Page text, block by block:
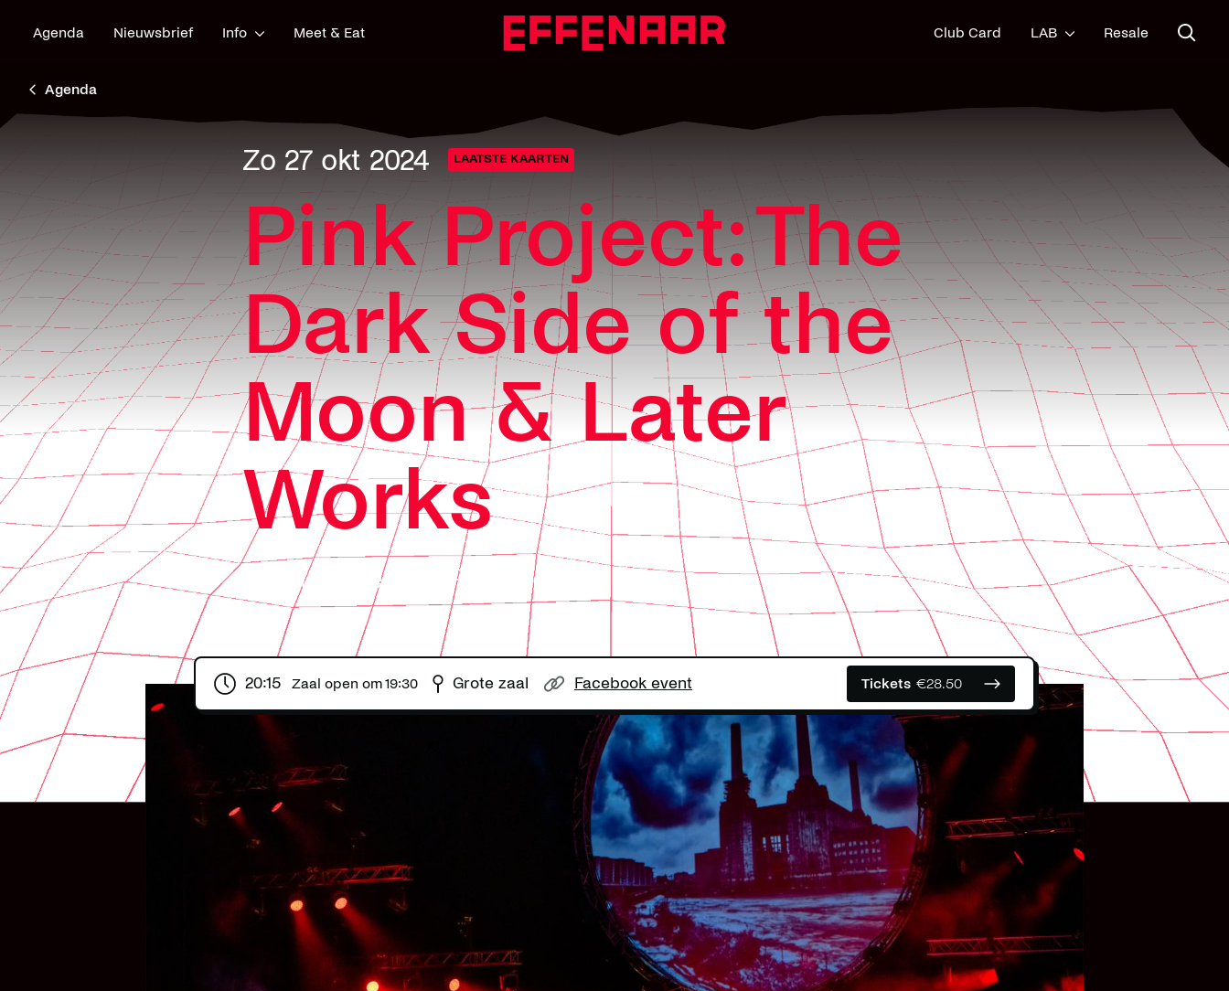
Agenda Nieuwsbrief Info Meet & Eat Club Card LAB Resale
Agenda
zo 27 okt 2024 LAATSTE KAARTEN
Pink Project: The
Dark Side of the
Moon & Later
Works
Een tribute aan Pink Floyd
20:15 Zaal open om19:30 Grote zaal Facebook event Tickets €28.50